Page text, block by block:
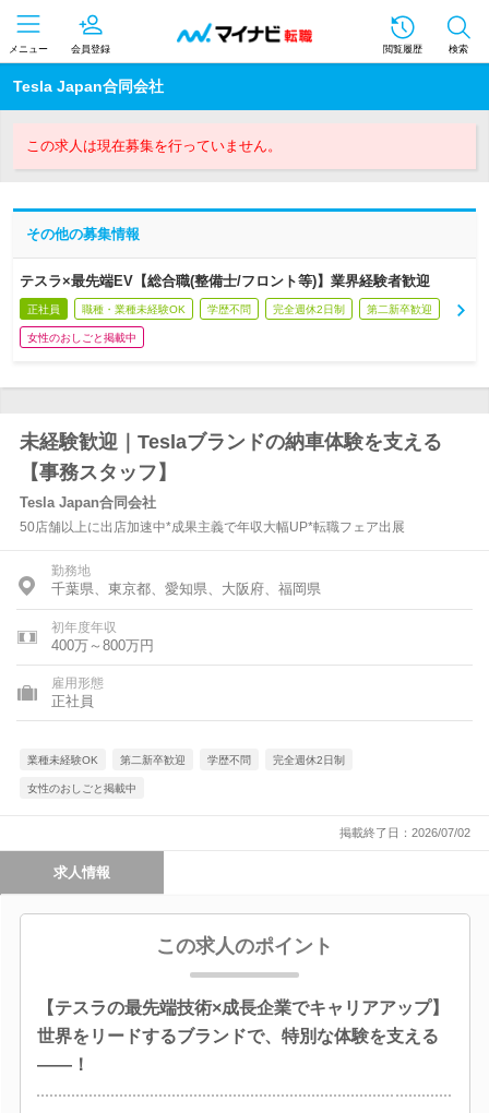
メニュー 会員登録 閲覧履歴 検索
Tesla Japan合同会社
この求人は現在募集を行っていません。
その他の募集情報
テスラ×最先端EV【総合職(整備士/フロント等)】業界経験者歓迎
正社員 職種・業種未経験OK 学歴不問 完全週休2日制 第二新卒歓迎
女性のおしごと掲載中
未経験歓迎｜Teslaブランドの納車体験を支える
【事務スタッフ】
Tesla Japan合同会社
50店舗以上に出店加速中*成果主義で年収大幅UP*転職フェア出展
勤務地
千葉県、東京都、愛知県、大阪府、福岡県
初年度年収
400万～800万円
雇用形態
正社員
業種未経験OK 第二新卒歓迎 学歴不問 完全週休2日制
女性のおしごと掲載中
掲載終了日：2026/07/02
求人情報
この求人のポイント
【テスラの最先端技術×成長企業でキャリアアップ】
世界をリードするブランドで、特別な体験を支える
――！